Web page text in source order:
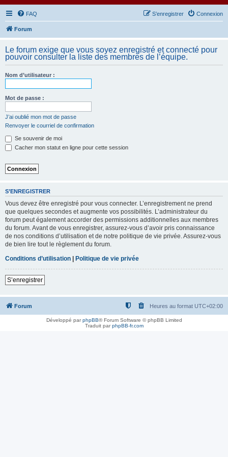
FAQ Connexion
S’enregistrer
Forum
Le forum exige que vous soyez enregistré et connecté pour
pouvoir consulter la liste des membres de l’équipe.
Nom d’utilisateur :
Mot de passe :
J’ai oublié mon mot de passe
Renvoyer le courriel de confirmation
Se souvenir de moi
Cacher mon statut en ligne pour cette session
S’ENREGISTRER
Vous devez être enregistré pour vous connecter. L’enregistrement ne prend
que quelques secondes et augmente vos possibilités. L’administrateur du
forum peut également accorder des permissions additionnelles aux membres
du forum. Avant de vous enregistrer, assurez-vous d’avoir pris connaissance
de nos conditions d’utilisation et de notre politique de vie privée. Assurez-vous
de bien lire tout le règlement du forum.
Conditions d’utilisation | Politique de vie privée
S’enregistrer
Forum Heures au format UTC+02:00
Développé parphpBB® Forum Software © phpBB Limited
Traduit parphpBB-fr.com